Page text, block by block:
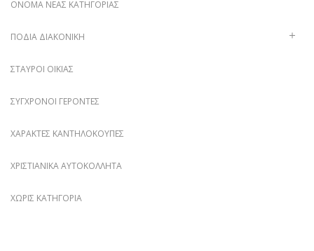
ΌΝΟΜΑ ΝΈΑΣ ΚΑΤΗΓΟΡΊΑΣ
ΠΟΔΙΆ ΔΙΑΚΟΝΙΚΉ
ΣΤΑΥΡΟΊ ΟΙΚΊΑΣ
ΣΎΓΧΡΟΝΟΙ ΓΈΡΟΝΤΕΣ
ΧΑΡΑΚΤΈΣ ΚΑΝΤΗΛΌΚΟΥΠΕΣ
ΧΡΙΣΤΙΑΝΙΚΆ ΑΥΤΟΚΌΛΛΗΤΑ
ΧΩΡΊΣ ΚΑΤΗΓΟΡΊΑ